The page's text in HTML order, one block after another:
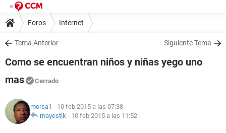
Foros Internet
Tema Anterior Siguiente Tema
Como se encuentran niños y niñas yego uno
mas
Cerrado
morsa1 - 10 feb 2015 a las 07:38
mayestik - 10 feb 2015 a las 11:52